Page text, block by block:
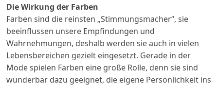
Die Wirkung der Farben
Farben sind die reinsten „Stimmungsmacher“, sie
beeinflussen unsere Empfindungen und
Wahrnehmungen, deshalb werden sie auch in vielen
Lebensbereichen gezielt eingesetzt. Gerade in der
Mode spielen Farben eine große Rolle, denn sie sind
wunderbar dazu geeignet, die eigene Persönlichkeit ins